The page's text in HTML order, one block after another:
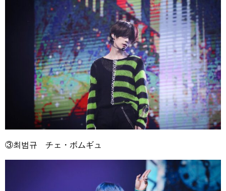
③최범규 チェ・ボムギュ